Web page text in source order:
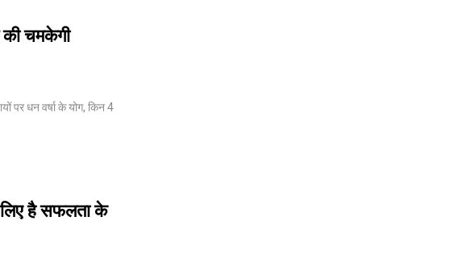
चमकेगी
पर धन वर्षा के योग, किन 4
है सफलता के